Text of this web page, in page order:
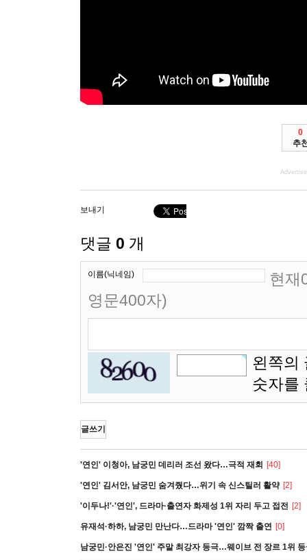
0
추
보내기
댓글 0 개
이름(닉네임)
현재
영문400자)
왼쪽의
숫자를
글쓰기
'연인' 이청아, 남궁민 데리러 조선 왔다…극적 재회 [40]
'연인' 김서안, 남궁민 숨겨줬다…위기 속 신스틸러 활약 [2]
'이두나!'·'연인', 드라마·출연자 화제성 1위 자리 두고 접전 [2]
유재석·하하, 남궁민 만난다…드라마 '연인' 깜짝 출연 [0]
남궁민·안은진 '연인' 주말 최강자 등극…웨이브 전 장르 1위